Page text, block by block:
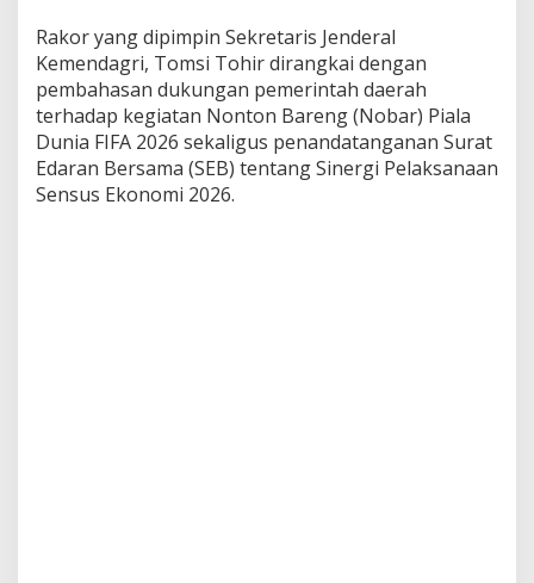
b
a
r
I
F
A
2
Rakor yang dipimpin Sekretaris Jenderal
Kemendagri, Tomsi Tohir dirangkai dengan
pembahasan dukungan pemerintah daerah
terhadap kegiatan Nonton Bareng (Nobar) Piala
Dunia FIFA 2026 sekaligus penandatanganan Surat
Edaran Bersama (SEB) tentang Sinergi Pelaksanaan
Sensus Ekonomi 2026.